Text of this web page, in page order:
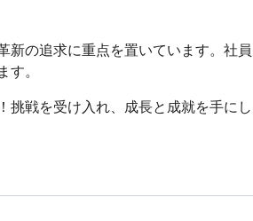
新の追求に重点を置いています。社員
。
挑戦を受け入れ、成長と成就を手にし